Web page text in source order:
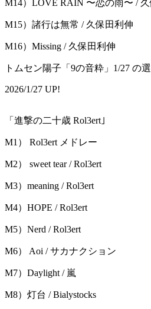
M14）LOVE RAIN 〜恋の雨〜 /
M15）諸行は無常 / 久保田利伸
M16）Missing / 久保田利伸
トムセン陽子「9の音粋」1/27 の
2026/1/27 UP!
「進撃の⼆⼗歳 Rol3ert｣
M1） Rol3ert メドレー
M2） sweet tear / Rol3ert
M3）meaning / Rol3ert
M4）HOPE / Rol3ert
M5）Nerd / Rol3ert
M6） Aoi / サカナクション
M7）Daylight / 嵐
M8）灯台 / Bialystocks